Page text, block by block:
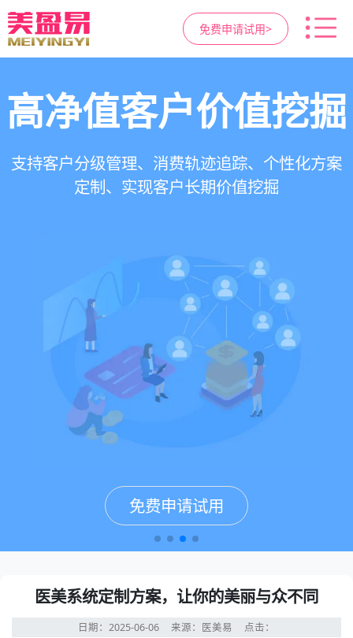
免费申请试用>
智慧医美管理系统
一站式解决医美机构预约、咨询、手术安排、会
员管理、财务核算全流程管理
免费申请试用
医疗资源调度管理
支持电子病历、医生排班、手术室管理、智能预
约分配，科学安排医疗资源
免费申请试用
高净值客户价值挖掘
支持客户分级管理、消费轨迹追踪、个性化方案
定制、实现客户长期价值挖掘
免费申请试用
营销与私域运营
提供小程序商城、私域scrm、项目套餐、裂变分
销多种营销工具，助力获客与转化
免费申请试用
医美系统定制方案，让你的美丽与众不同
日期：2025-06-06 来源：医美易 点击：